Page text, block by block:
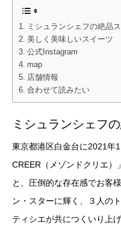
ミシュランシェフの絶品
美しく美味しいスイーツ
公式Instagram
map
店舗情報
合わせて読みたい
ミシュランシェフ
東京都港区白金台に2021年
CREER（メゾンドクリエ
と、圧倒的な存在感でお客
ン・スターに輝く、３人の
ティシエが共につくいり上